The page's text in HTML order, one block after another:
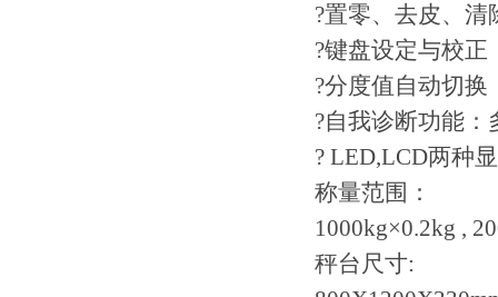
?置零、去皮、
?键盘设定与校正
?分度值自动切
?自我诊断功能
? LED,LCD两种
称量范围：
1000kg×0.2kg ,
秤台尺寸: